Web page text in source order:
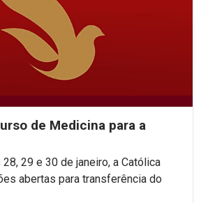
de Medicina para a
29 e 30 de janeiro, a Católica
abertas para transferência do